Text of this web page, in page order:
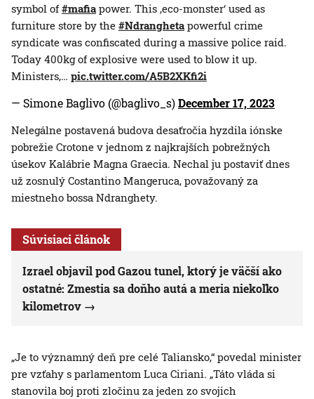
symbol of#mafia power. This ‚eco-monster‘ used as
furniture store by the #Ndrangheta powerful crime
syndicate was confiscated during a massive police raid.
Today 400kg of explosive were used to blow it up.
Ministers,… pic.twitter.com/A5B2XKfi2i
— Simone Baglivo (@baglivo_s)December 17, 2023
Nelegálne postavená budova desaťročia hyzdila iónske
pobrežie Crotone v jednom z najkrajších pobrežných
úsekov Kalábrie Magna Graecia. Nechal ju postaviť dnes
už zosnulý Costantino Mangeruca, považovaný za
miestneho bossa Ndranghety.
Súvisiaci článok
Izrael objavil pod Gazou tunel, ktorý je väčší ako
ostatné: Zmestia sa doňho autá a meria niekoľko
kilometrov
„Je to významný deň pre celé Taliansko,“ povedal minister
pre vzťahy s parlamentom Luca Ciriani. „Táto vláda si
stanovila boj proti zločinu za jeden zo svojich